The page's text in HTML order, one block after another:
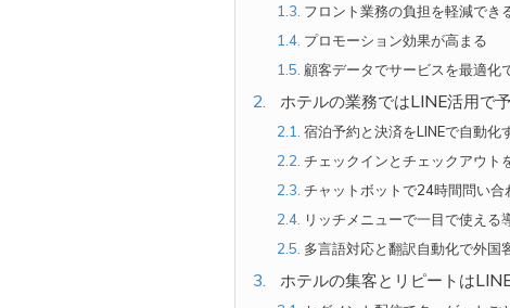
フロント業務の負担を軽減でき
プロモーション効果が高まる
顧客データでサービスを最適化
ホテルの業務ではLINE活用で
宿泊予約と決済をLINEで自動化
チェックインとチェックアウト
チャットボットで24時間問い合
リッチメニューで一目で使える
多言語対応と翻訳自動化で外国
ホテルの集客とリピートは